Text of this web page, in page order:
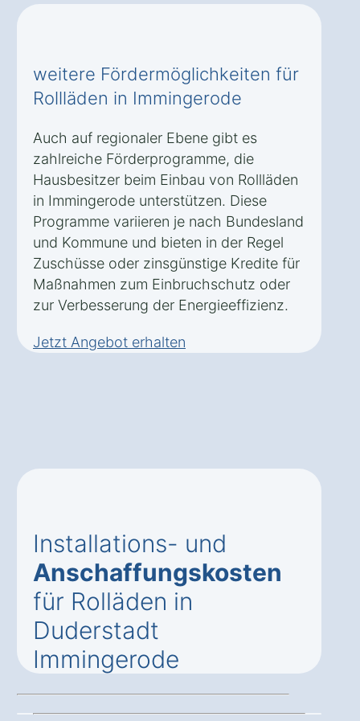
weitere Fördermöglichkeiten für
Rollläden in Immingerode
Auch auf regionaler Ebene gibt es
zahlreiche Förderprogramme, die
Hausbesitzer beim Einbau von Rollläden
in Immingerode unterstützen. Diese
Programme variieren je nach Bundesland
und Kommune und bieten in der Regel
Zuschüsse oder zinsgünstige Kredite für
Maßnahmen zum Einbruchschutz oder
zur Verbesserung der Energieeffizienz.
Jetzt Angebot erhalten
Installations- und
Anschaffungskosten
für Rolläden in
Duderstadt
Immingerode